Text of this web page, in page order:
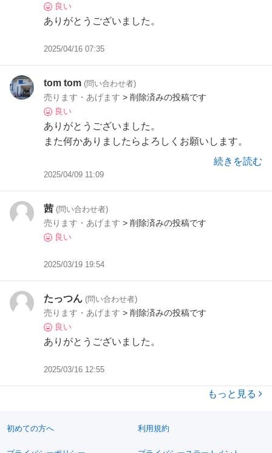
良い
ありがとうございました。
2025/04/16 07:35
tom tom (問い合わせ者)
売ります・あげます > 削除済みの投稿です
良い
ありがとうございました。
また何かありましたらよろしくお願いします。
続きを読む
2025/04/09 11:09
茜 (問い合わせ者)
売ります・あげます > 削除済みの投稿です
良い
2025/03/19 19:54
たっつん (問い合わせ者)
売ります・あげます > 削除済みの投稿です
良い
ありがとうございました。
2025/03/16 12:55
もっと見る
初めての方へ 利用規約